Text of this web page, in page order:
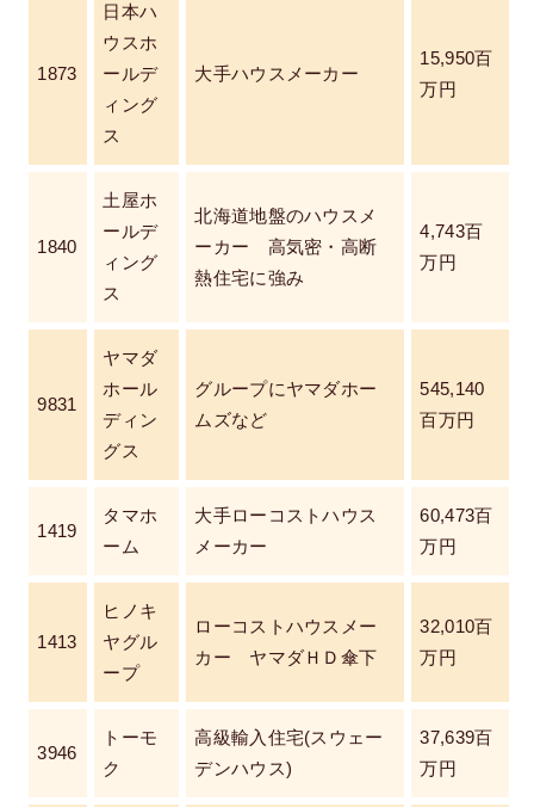
1873
日本ハ
ウスホ
ールデ
ィング
ス
大手ハウスメーカー
15,950百
万円
1840
土屋ホ
ールデ
ィング
ス
北海道地盤のハウスメ
ーカー 高気密・高断
熱住宅に強み
4,743百
万円
9831
ヤマダ
ホール
ディン
グス
グループにヤマダホー
ムズなど
545,140
百万円
1419
タマホ
ーム
大手ローコストハウス
メーカー
60,473百
万円
1413
ヒノキ
ヤグル
ープ
ローコストハウスメー
カー ヤマダＨＤ傘下
32,010百
万円
3946
トーモ
ク
高級輸入住宅(スウェー
デンハウス)
37,639百
万円